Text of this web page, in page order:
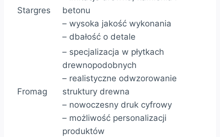
Stargres
betonu
– wysoka jakość wykonania
– dbałość o detale
Fromag
– specjalizacja w płytkach
drewnopodobnych
– realistyczne odwzorowanie
struktury drewna
– nowoczesny druk cyfrowy
– możliwość personalizacji
produktów